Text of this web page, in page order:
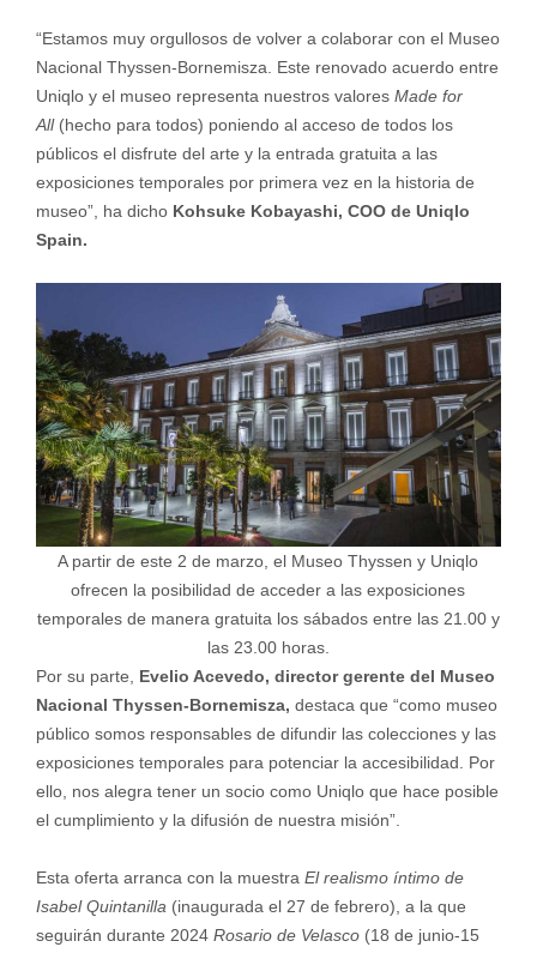
“Estamos muy orgullosos de volver a colaborar con el Museo
Nacional Thyssen-Bornemisza. Este renovado acuerdo entre
Uniqlo y el museo representa nuestros valores Made for
All(hecho para todos) poniendo al acceso de todos los
públicos el disfrute del arte y la entrada gratuita a las
exposiciones temporales por primera vez en la historia de
museo”, ha dicho Kohsuke Kobayashi, COO de Uniqlo
Spain.
A partir de este 2 de marzo, el Museo Thyssen y Uniqlo
ofrecen la posibilidad de acceder a las exposiciones
temporales de manera gratuita los sábados entre las 21.00 y
las 23.00 horas.
Por su parte, Evelio Acevedo, director gerente del Museo
Nacional Thyssen-Bornemisza, destaca que “como museo
público somos responsables de difundir las colecciones y las
exposiciones temporales para potenciar la accesibilidad. Por
ello, nos alegra tener un socio como Uniqlo que hace posible
el cumplimiento y la difusión de nuestra misión”.
Esta oferta arranca con la muestra El realismo íntimo de
Isabel Quintanilla (inaugurada el 27 de febrero), a la que
seguirán durante 2024 Rosario de Velasco(18 de junio-15